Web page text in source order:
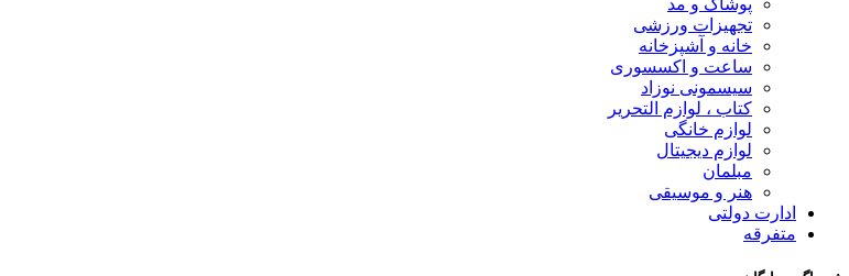
پوشاک و مد
تجهیزات ورزشی
خانه و آشپزخانه
ساعت و اکسسوری
سیسمونی نوزاد
کتاب ، لوازم التحریر
لوازم خانگی
لوازم دیجیتال
مبلمان
هنر و موسیقی
ادارت دولتی
متفرقه